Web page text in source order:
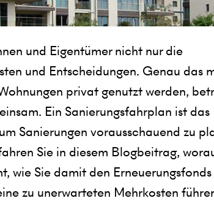
und Eigentümer nicht nur die
und Entscheidungen. Genau das
privat genutzt werden,
Ein Sanierungsfahrplan ist das
Sanierungen vorausschauend zu
Sie in diesem Blogbeitrag,
wie Sie damit den Erneuerungsfonds
zu unerwarteten Mehrkosten